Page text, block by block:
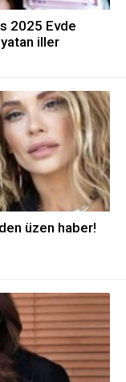
2025 Evde
yatan iller
üzen haber!